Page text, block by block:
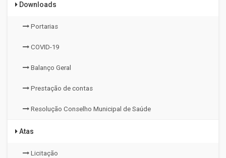
Downloads
Portarias
COVID-19
Balanço Geral
Prestação de contas
Resolução Conselho Municipal de Saúde
Atas
Licitação